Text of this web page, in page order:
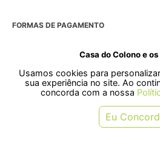
Casa do Colono e
Usamos cookies para
sua experiência no site. Ao
concorda com a nossa
Eu
FORMAS DE PAGAMENTO
SELOS
Rua Pre. Frederico Hardt, 119 - Centro,